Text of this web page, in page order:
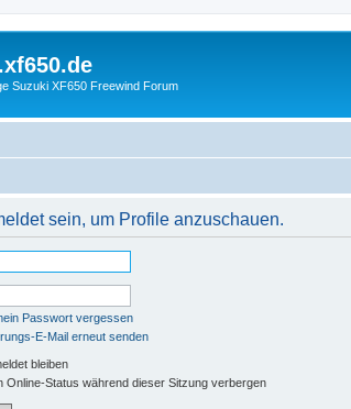
Suzuki XF650 Freewind Forum
sein, um Profile anzuschauen.
Passwort vergessen
E-Mail erneut senden
bleiben
Online-Status während dieser Sitzung verbergen